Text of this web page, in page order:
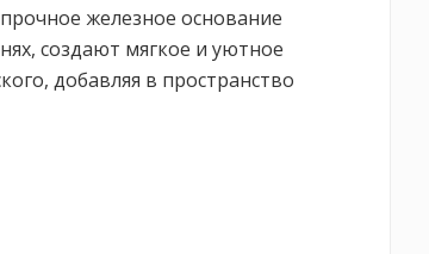
железное основание
создают мягкое и уютное
добавляя в пространство